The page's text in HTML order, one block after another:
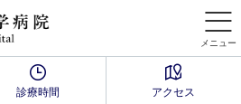
メニュー
診療時間 アクセス